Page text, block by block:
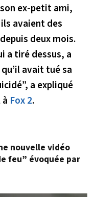
ex-petit ami,
avaient des
deux mois.
a tiré dessus, a
avait tué sa
a expliqué
Fox 2.
nouvelle vidéo
feu” évoquée par